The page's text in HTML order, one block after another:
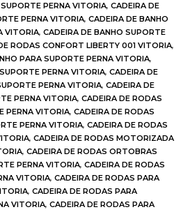
PERNA VITORIA, CADEIRA DE
PERNA VITORIA, CADEIRA DE BANHO
VITORIA, CADEIRA DE BANHO SUPORTE
RODAS CONFORT LIBERTY 001 VITORIA,
PARA SUPORTE PERNA VITORIA,
PERNA VITORIA, CADEIRA DE
PERNA VITORIA, CADEIRA DE
PERNA VITORIA, CADEIRA DE RODAS
PERNA VITORIA, CADEIRA DE RODAS
PERNA VITORIA, CADEIRA DE RODAS
, CADEIRA DE RODAS MOTORIZADA
, CADEIRA DE RODAS ORTOBRAS
PERNA VITORIA, CADEIRA DE RODAS
VITORIA, CADEIRA DE RODAS PARA
, CADEIRA DE RODAS PARA
VITORIA, CADEIRA DE RODAS PARA